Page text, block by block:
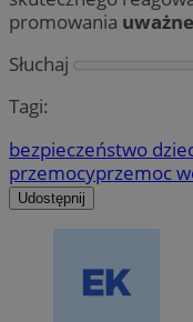
promowania
Słuchaj
Tagi:
bezpieczeństwo
przemocyprzemoc
Udostępnij